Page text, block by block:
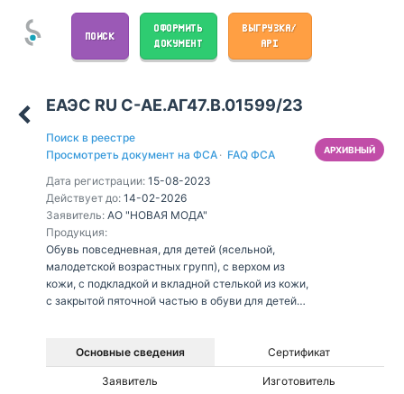
ПОИСК
ОФОРМИТЬ
ДОКУМЕНТ
ВЫГРУЗКА/
API
ЕАЭС RU С-AE.АГ47.В.01599/23
Поиск в реестре
Просмотреть документ на ФСА · FAQ ФСА
Дата регистрации: 15-08-2023
Действует до: 14-02-2026
Заявитель: АО "НОВАЯ МОДА"
Продукция:
Обувь повседневная, для детей (ясельной,
малодетской возрастных групп), с верхом из
кожи, с подкладкой и вкладной стелькой из кожи,
с закрытой пяточной частью в обуви для детей
возрастной группы, на подошве из полимерных
материалов (в том числе из резины), метод
крепления подошвы – клеевой:
АРХИВНЫЙ
Основные сведения Сертификат
Заявитель Изготовитель